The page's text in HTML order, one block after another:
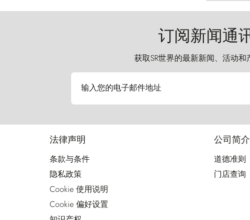
订阅新闻通
获取SR世界的最新新闻、活动和
输入您的电子邮件地址
法律声明
条款与条件
隐私政策
Cookie 使用说明
Cookie 偏好设置
公司简介
道德准则
门店查询